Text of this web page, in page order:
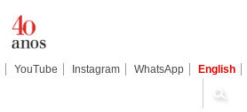
YouTube Instagram WhatsApp English